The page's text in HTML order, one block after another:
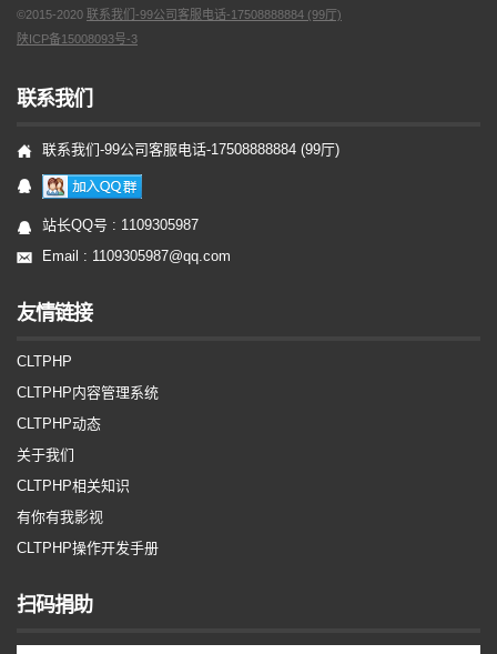
©2015-2020 联系我们-99公司客服电话-17508888884 (99厅)
陕ICP备15008093号-3
联系我们
联系我们-99公司客服电话-17508888884 (99厅)
站长QQ号 : 1109305987
Email : 1109305987@qq.com
友情链接
CLTPHP
CLTPHP内容管理系统
CLTPHP动态
关于我们
CLTPHP相关知识
有你有我影视
CLTPHP操作开发手册
扫码捐助